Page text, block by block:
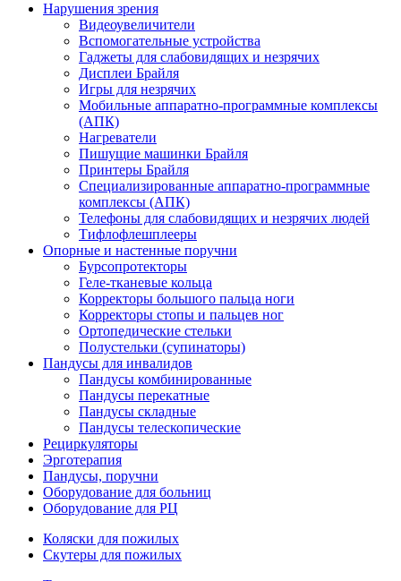
Нарушения зрения
Видеоувеличители
Вспомогательные устройства
Гаджеты для слабовидящих и незрячих
Дисплеи Брайля
Игры для незрячих
Мобильные аппаратно-программные комплексы
(АПК)
Нагреватели
Пишущие машинки Брайля
Принтеры Брайля
Специализированные аппаратно-программные
комплексы (АПК)
Телефоны для слабовидящих и незрячих людей
Тифлофлешплееры
Опорные и настенные поручни
Бурсопротекторы
Геле-тканевые кольца
Корректоры большого пальца ноги
Корректоры стопы и пальцев ног
Ортопедические стельки
Полустельки (супинаторы)
Пандусы для инвалидов
Пандусы комбинированные
Пандусы перекатные
Пандусы складные
Пандусы телескопические
Рециркуляторы
Эрготерапия
Пандусы, поручни
Оборудование для больниц
Оборудование для РЦ
Коляски для пожилых
Скутеры для пожилых